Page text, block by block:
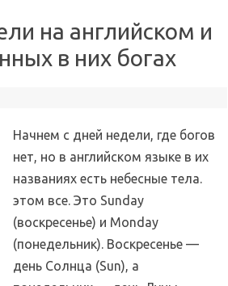
на английском и
в них богах
Начнем с дней недели, где богов
нет, но в английском языке в их
названиях есть небесные тела.
этом все. Это Sunday
(воскресенье) и Monday
(понедельник). Воскресенье —
день Солнца (Sun), а